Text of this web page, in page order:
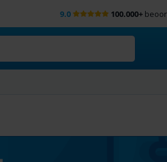
9.0 100.000+